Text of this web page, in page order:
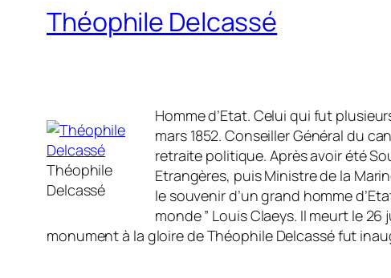
Théophile Delcassé
Théophile
Delcassé
Homme d’Etat. Celui qui fut
mars 1852. Conseiller Général du
retraite politique. Après avoir été
Etrangères, puis Ministre de la
le souvenir d’un grand homme
monde ” Louis Claeys. Il meurt le
monument à la gloire de Théophile Delcassé fut